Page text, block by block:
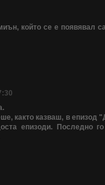
който се е появявал
както казваш, в епизод
епизоди. Последно